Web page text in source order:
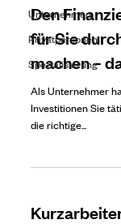
Unternehmen
Privatpersonen
Spezialisierung
Den
für Sie
machen –
Als Unternehmer
Investitionen Sie
die richtige...